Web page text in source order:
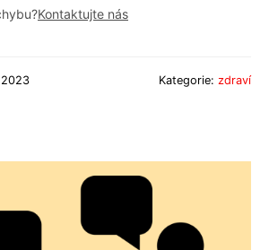
Kontaktujte nás
Kategorie: zdraví